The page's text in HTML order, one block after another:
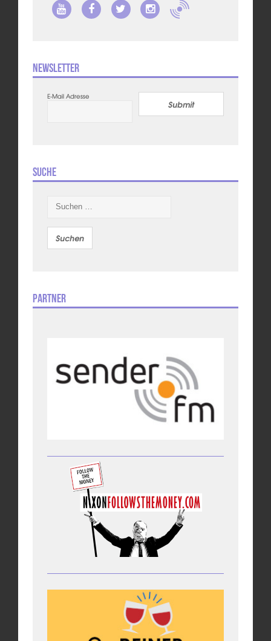
Newsletter
E-Mail Adresse
Submit
Suche
nach:
Partner